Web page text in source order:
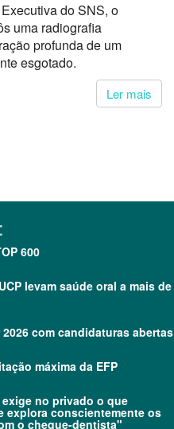
do SNS, o
uma radiografia
profunda de um
esgotado.
Ler mais
600
levam saúde oral a mais de
2026 com candidaturas abertas
máxima da EFP
no privado o que
explora conscientemente os
o cheque-dentista"